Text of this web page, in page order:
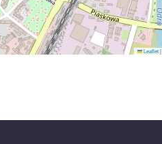
Leaflet|